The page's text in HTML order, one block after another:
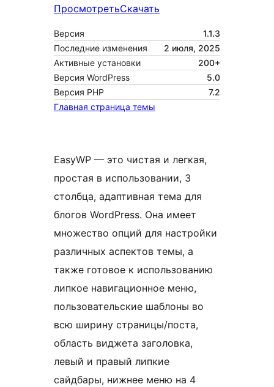
ПросмотретьСкачать
Версия
1.1.3
Последние изменения
2 июля, 2025
Активные установки
200+
Версия WordPress
5.0
Версия PHP
7.2
Главная страница темы
EasyWP — это чистая и легкая,
простая в использовании, 3
столбца, адаптивная тема для
блогов WordPress. Она имеет
множество опций для настройки
различных аспектов темы, а
также готовое к использованию
липкое навигационное меню,
пользовательские шаблоны во
всю ширину страницы/поста,
область виджета заголовка,
левый и правый липкие
сайдбары, нижнее меню на 4